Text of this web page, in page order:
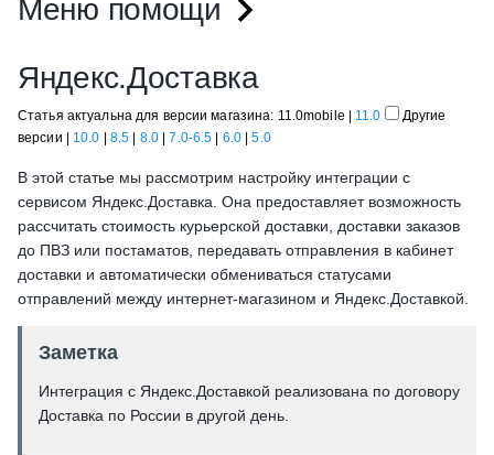
Меню помощи
Яндекс.Доставка
Статья актуальна для версии магазина: 11.0mobile | 11.0
Другие
версии
10.0 8.5 8.0 |7.0-6.5 6.0 |5.0
В этой статье мы рассмотрим настройку интеграции с
сервисом Яндекс.Доставка. Она предоставляет возможность
рассчитать стоимость курьерской доставки, доставки заказов
до ПВЗ или постаматов, передавать отправления в кабинет
доставки и автоматически обмениваться статусами
отправлений между интернет-магазином и Яндекс.Доставкой.
Заметка
Интеграция с Яндекс.Доставкой реализована по договору
Доставка по России в другой день.